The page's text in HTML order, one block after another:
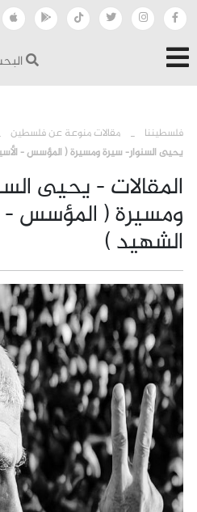
فلسطيننا مقالات منوعة عن فلسطين
يحيى السنوار- سيرة ومسيرة ( المؤسس -
المقالات - يحيى
ومسيرة ( المؤسس -
الشهيد )